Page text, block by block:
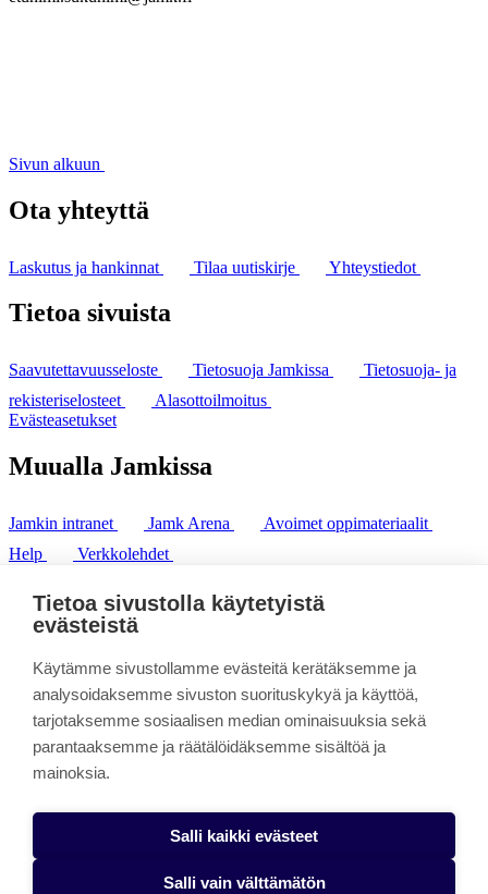
Sivun alkuun
Ota yhteyttä
Laskutus ja hankinnat Tilaa uutiskirje Yhteystiedot
Tietoa sivuista
Saavutettavuusseloste Tietosuoja Jamkissa
Tietosuoja- ja
rekisteriselosteet
Alasottoilmoitus
Evästeasetukset
Muualla Jamkissa
Jamkin intranet Jamk Arena
Avoimet oppimateriaalit
Help
Verkkolehdet
puh. +358 20 743 8100
fax. +358 14 449 9694
Tietoa sivustolla käytetyistä
evästeistä
Käytämme sivustollamme evästeitä kerätäksemme ja
analysoidaksemme sivuston suorituskykyä ja käyttöä,
tarjotaksemme sosiaalisen median ominaisuuksia sekä
parantaaksemme ja räätälöidäksemme sisältöä ja
mainoksia.
Salli kaikki evästeet
Salli vain välttämätön